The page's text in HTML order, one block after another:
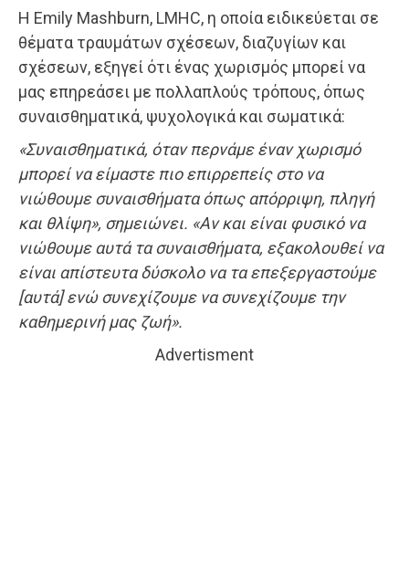
Η Emily Mashburn, LMHC, η οποία ειδικεύεται σε
θέματα τραυμάτων σχέσεων, διαζυγίων και
σχέσεων, εξηγεί ότι ένας χωρισμός μπορεί να
μας επηρεάσει με πολλαπλούς τρόπους, όπως
συναισθηματικά, ψυχολογικά και σωματικά:
«Συναισθηματικά, όταν περνάμε έναν χωρισμό
μπορεί να είμαστε πιο επιρρεπείς στο να
νιώθουμε συναισθήματα όπως απόρριψη, πληγή
και θλίψη», σημειώνει. «Αν και είναι φυσικό να
νιώθουμε αυτά τα συναισθήματα, εξακολουθεί να
είναι απίστευτα δύσκολο να τα επεξεργαστούμε
[αυτά] ενώ συνεχίζουμε να συνεχίζουμε την
καθημερινή μας ζωή».
Advertisment